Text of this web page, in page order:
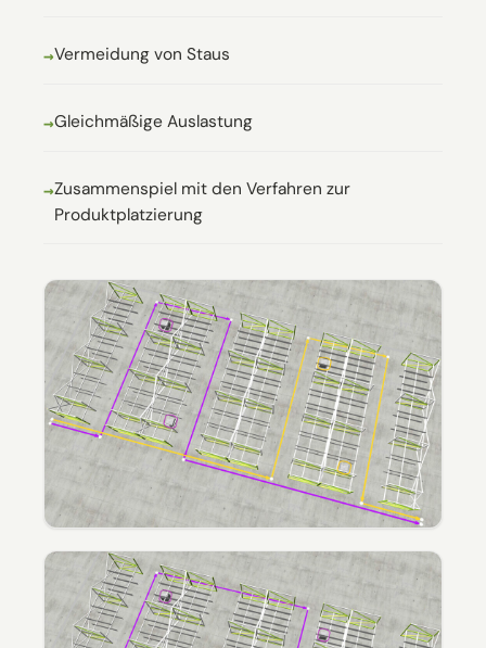
Vermeidung von Staus
Gleichmäßige Auslastung
Zusammenspiel mit den Verfahren zur
Produktplatzierung